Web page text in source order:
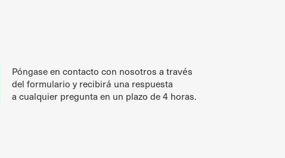
Póngase en contacto con nosotros a través
del formulario y recibirá una respuesta
a cualquier pregunta en un plazo de 4 horas.